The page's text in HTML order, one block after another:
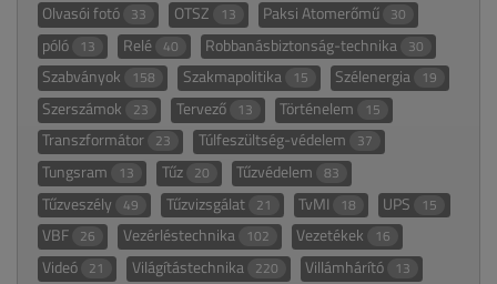
Olvasói fotó 33 OTSZ 13 Paksi Atomerőmű 30
póló 13 Relé 40 Robbanásbiztonság-technika 30
Szabványok 158 Szakmapolitika 15 Szélenergia 19
Szerszámok 23 Tervező 13 Történelem 15
Transzformátor 23 Túlfeszültség-védelem 37
Tungsram 13 Tűz 20 Tűzvédelem 83
Tűzveszély 49 Tűzvizsgálat 21 TvMI 18 UPS 15
VBF 26 Vezérléstechnika 102 Vezetékek 16
Videó 21 Világítástechnika 220 Villámhárító 13